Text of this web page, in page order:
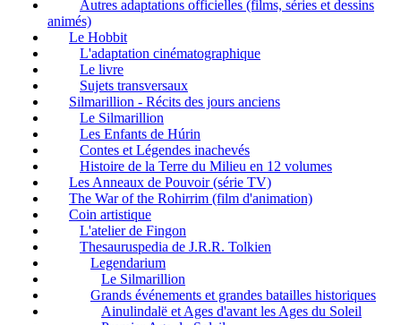
Autres adaptations officielles (films, séries et dessins
animés)
Le Hobbit
L'adaptation cinématographique
Le livre
Sujets transversaux
Silmarillion - Récits des jours anciens
Le Silmarillion
Les Enfants de Húrin
Contes et Légendes inachevés
Histoire de la Terre du Milieu en 12 volumes
Les Anneaux de Pouvoir (série TV)
The War of the Rohirrim (film d'animation)
Coin artistique
L'atelier de Fingon
Thesauruspedia de J.R.R. Tolkien
Legendarium
Le Silmarillion
Grands événements et grandes batailles historiques
Ainulindalë et Ages d'avant les Ages du Soleil